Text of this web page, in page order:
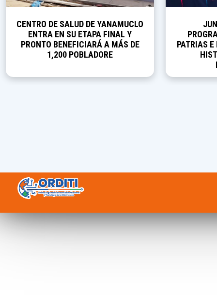
CENTRO DE SALUD DE YANAMUCLO
ENTRA EN SU ETAPA FINAL Y
PRONTO BENEFICIARÁ A MÁS DE
1,200 POBLADORE
PATRIAS